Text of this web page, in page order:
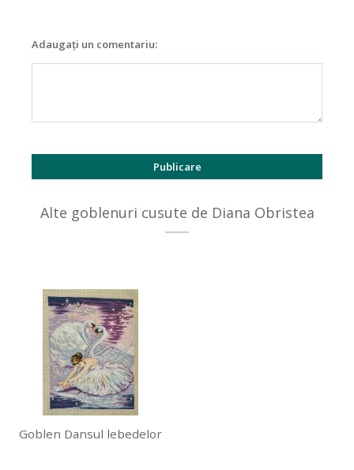
Adaugați un comentariu:
Alte goblenuri cusute de Diana Obristea
Goblen Dansul lebedelor